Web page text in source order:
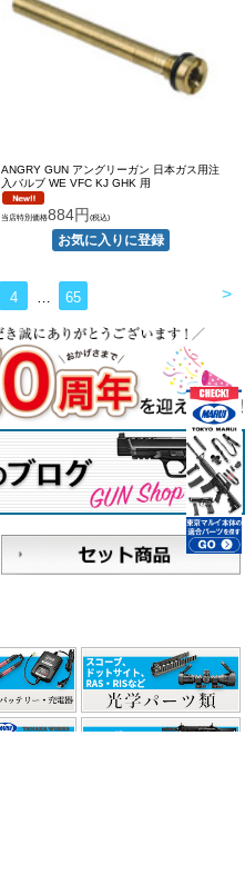
ANGRY GUN アングリーガン 日本ガス用注
入バルブ WE VFC KJ GHK 用
当店特別価格884円(税込)
>
4 … 65